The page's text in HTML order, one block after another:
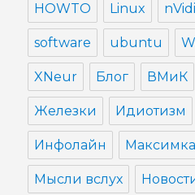
HOWTO Linux
software ubuntu
XNeur Блог ВМиК
Железки Идиотизм
Инфолайн Максимка
Мысли вслух